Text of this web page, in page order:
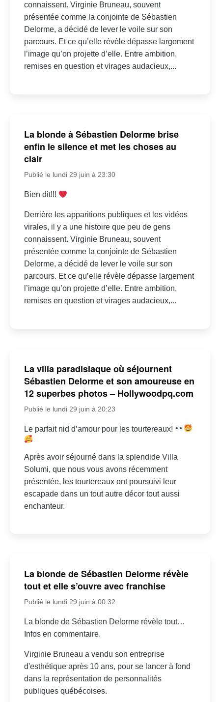
connaissent. Virginie Bruneau, souvent
présentée comme la conjointe de Sébastien
Delorme, a décidé de lever le voile sur son
parcours. Et ce qu’elle révèle dépasse largement
l’image qu’on projette d’elle. Entre ambition,
remises en question et virages audacieux,...
La blonde à Sébastien Delorme brise
enfin le silence et met les choses au
clair
Publié le lundi 29 juin à 23:30
Bien dit!!!
Derrière les apparitions publiques et les vidéos
virales, il y a une histoire que peu de gens
connaissent. Virginie Bruneau, souvent
présentée comme la conjointe de Sébastien
Delorme, a décidé de lever le voile sur son
parcours. Et ce qu’elle révèle dépasse largement
l’image qu’on projette d’elle. Entre ambition,
remises en question et virages audacieux,...
La villa paradisiaque où séjournent
Sébastien Delorme et son amoureuse en
12 superbes photos – Hollywoodpq.com
Publié le lundi 29 juin à 20:23
Le parfait nid d’amour pour les tourtereaux!
Après avoir séjourné dans la splendide Villa
Solumi, que nous vous avons récemment
présentée, les tourtereaux ont poursuivi leur
escapade dans un tout autre décor tout aussi
enchanteur.
La blonde de Sébastien Delorme révèle
tout et elle s’ouvre avec franchise
Publié le lundi 29 juin à 00:32
La blonde de Sébastien Delorme révèle tout…
Infos en commentaire.
Virginie Bruneau a vendu son entreprise
d'esthétique après 10 ans, pour se lancer à fond
dans la représentation de personnalités
publiques québécoises.